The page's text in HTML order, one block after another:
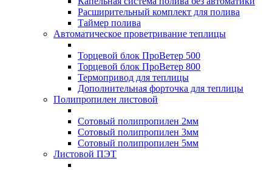
Расширительный комплект для полива
Таймер полива
Автоматическое проветривание теплицы
Торцевой блок ПроВетер 500
Торцевой блок ПроВетер 800
Термопривод для теплицы
Дополнительная форточка для теплицы
Полипропилен листовой
Сотовый полипропилен 2мм
Сотовый полипропилен 3мм
Сотовый полипропилен 5мм
Листовой ПЭТ